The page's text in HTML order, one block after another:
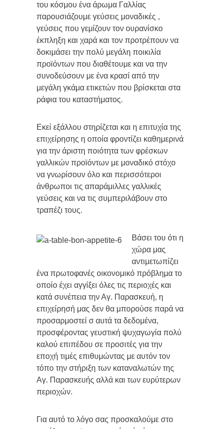
του κόσμου ένα άρωμα Γαλλίας
παρουσιάζουμε γεύσεις μοναδικές ,
γεύσεις που γεμίζουν τον ουρανίσκο
έκπληξη και χαρά και τον προτρέπουν να
δοκιμάσει την πολύ μεγάλη ποικιλία
προϊόντων που διαθέτουμε και να την
συνοδεύσουν με ένα κρασί από την
μεγάλη γκάμα ετικετών που βρίσκεται στα
ράφια του καταστήματος.
Εκεί εξάλλου στηρίζεται και η επιτυχία της
επιχείρησης η οποία φροντίζει καθημερινά
για την άριστη ποιότητα των φρέσκων
γαλλικών προϊόντων με μοναδικό στόχο
να γνωρίσουν όλο και περισσότεροι
άνθρωποι τις απαράμιλλες γαλλικές
γεύσεις και να τις συμπεριλάβουν στο
τραπέζι τους.
Βάσει του ότι η
χώρα μας
αντιμετωπίζει
ένα πρωτοφανές οικονομικό πρόβλημα το
οποίο έχει αγγίξει όλες τις περιοχές και
κατά συνέπεια την Αγ. Παρασκευή, η
επιχείρησή μας δεν θα μπορούσε παρά να
προσαρμοστεί σ αυτά τα δεδομένα,
προσφέροντας γευστική ψυχαγωγία πολύ
καλού επιπέδου σε προσιτές για την
εποχή τιμές επιθυμώντας με αυτόν τον
τόπο την στήριξη των καταναλωτών της
Αγ. Παρασκευής αλλά και των ευρύτερων
περιοχών.
Για αυτό το λόγο σας προσκαλούμε στο